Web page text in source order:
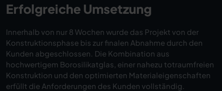
Erfolgreiche Umsetzung
Innerhalb von nur 8 Wochen wurde das Projekt von der
Konstruktionsphase bis zur finalen Abnahme durch den
Kunden abgeschlossen. Die Kombination aus
hochwertigem Borosilikatglas, einer nahezu totraumfreien
Konstruktion und den optimierten Materialeigenschaften
erfüllt die Anforderungen des Kunden vollständig.